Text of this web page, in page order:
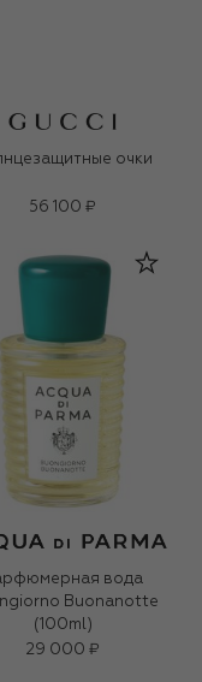
очки
56 100 ₽
вода
Buonanotte
(100ml)
29 000 ₽